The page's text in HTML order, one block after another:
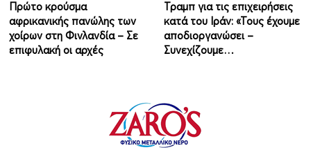
Πρώτο κρούσμα
αφρικανικής πανώλης των
χοίρων στη Φινλανδία – Σε
επιφυλακή οι αρχές
Τραμπ για τις επιχειρήσεις
κατά του Ιράν: «Τους έχουμε
αποδιοργανώσει –
Συνεχίζουμε…